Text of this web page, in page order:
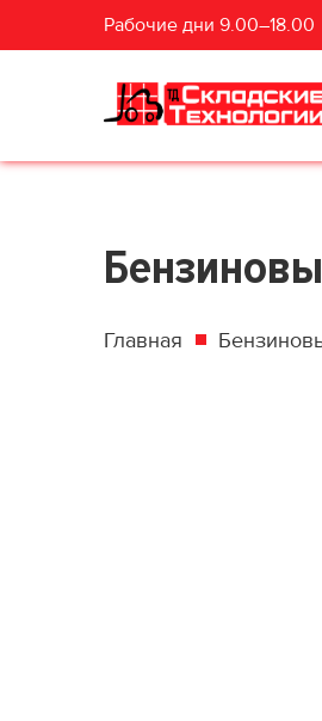
Рабочие дни 9.00–18.00
Главная